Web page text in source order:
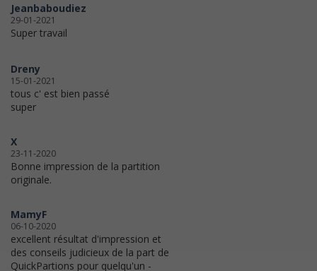
Jeanbaboudiez
29-01-2021
Super travail
Dreny
15-01-2021
tous c' est bien passé
super
X
23-11-2020
Bonne impression de la partition
originale.
MamyF
06-10-2020
excellent résultat d'impression et
des conseils judicieux de la part de
QuickPartions pour quelqu'un -